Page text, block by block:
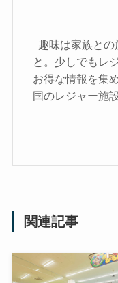
趣味は家族との
と。少しでもレ
お得な情報を集
国のレジャー施
関連記事